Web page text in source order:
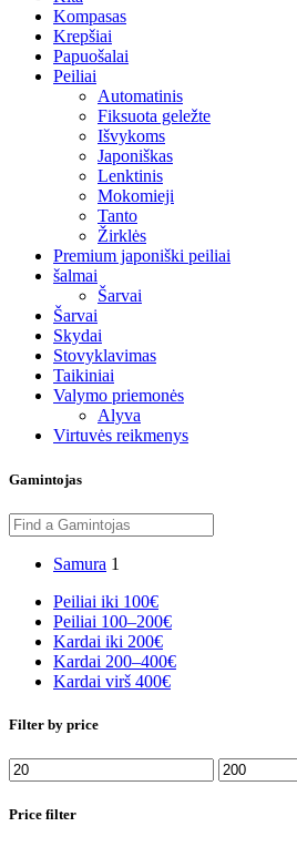
Kompasas
Krepšiai
Papuošalai
Peiliai
Automatinis
Fiksuota geležte
Išvykoms
Japoniškas
Lenktinis
Mokomieji
Tanto
Žirklės
Premium japoniški peiliai
šalmai
Šarvai
Šarvai
Skydai
Stovyklavimas
Taikiniai
Valymo priemonės
Alyva
Virtuvės reikmenys
Gamintojas
Samura 1
Peiliai iki 100€
Peiliai 100–200€
Kardai iki 200€
Kardai 200–400€
Kardai virš 400€
Filter by price
Min
kaina
Maks
kaina
Price filter